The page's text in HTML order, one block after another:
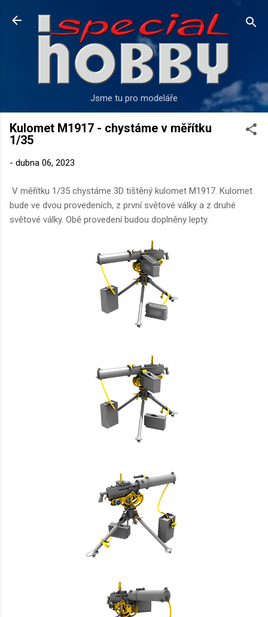
Přeskočit na hlavní obsah
Jsme tu pro modeláře
Kulomet M1917 - chystáme v měřítku
1/35
- dubna 06, 2023
V měřítku 1/35 chystáme 3D tištěný kulomet M1917. Kulomet
bude ve dvou provedeních, z první světové války a z druhé
světové války. Obě provedení budou doplněny lepty.